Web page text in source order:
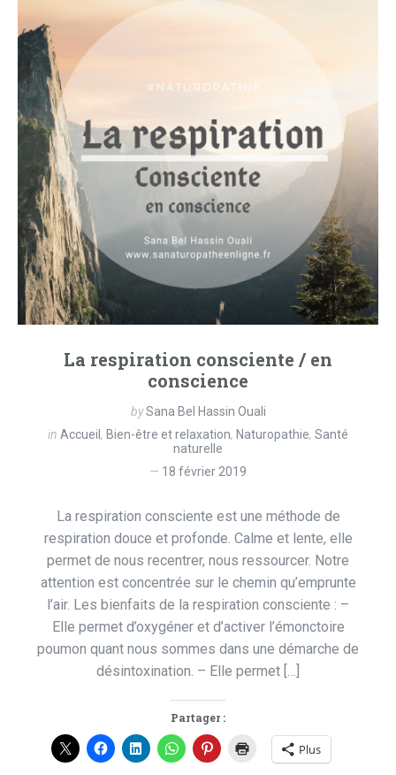
La respiration consciente / en
conscience
bySana Bel Hassin Ouali
in Accueil , Bien-être et relaxation, Naturopathie, Santé
naturelle
18 février 2019
La respiration consciente est une méthode de
respiration douce et profonde. Calme et lente, elle
permet de nous recentrer, nous ressourcer. Notre
attention est concentrée sur le chemin qu’emprunte
l’air. Les bienfaits de la respiration consciente : –
Elle permet d’oxygéner et d’activer l’émonctoire
poumon quant nous sommes dans une démarche de
désintoxination. – Elle permet […]
Partager :
Plus